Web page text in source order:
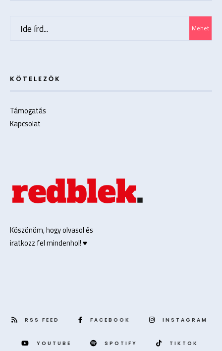
Mehet
KÖTELEZŐK
Támogatás
Kapcsolat
Köszönöm, hogy olvasol és
iratkozz fel mindenhol! ♥️
RSS FEED FACEBOOK INSTAGRAM
YOUTUBE SPOTIFY TIKTOK